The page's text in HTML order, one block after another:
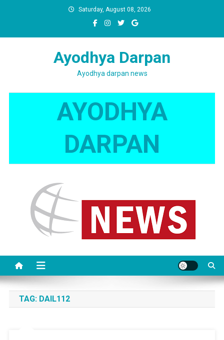
Saturday, August 08, 2026
Ayodhya Darpan
Ayodhya darpan news
AYODHYA
DARPAN
TAG: DAIL112